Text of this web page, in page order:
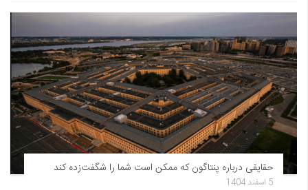
حقایقی درباره پنتاگون که ممکن است شما را شگفت‌زده کند
5 اسفند 1404